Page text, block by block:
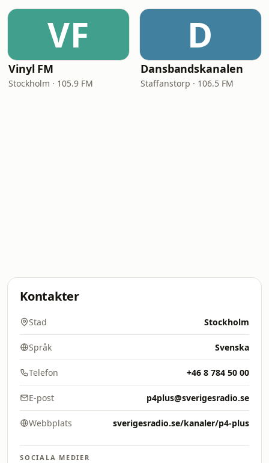
VF
Vinyl FM
Stockholm · 105.9 FM
D
Dansbandskanalen
Staffanstorp · 106.5 FM
Kontakter
Stad Stockholm
Språk Svenska
Telefon +46 8 784 50 00
E-post p4plus@sverigesradio.se
Webbplats sverigesradio.se/kanaler/p4-plus
SOCIALA MEDIER